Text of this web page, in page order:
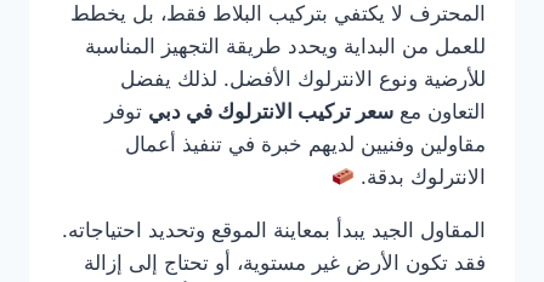
المحترف لا يكتفي بتركيب البلاط فقط، بل يخطط
للعمل من البداية ويحدد طريقة التجهيز المناسبة
للأرضية ونوع الانترلوك الأفضل. لذلك يفضل
التعاون مع سعر تركيب الانترلوك في دبي توفر
مقاولين وفنيين لديهم خبرة في تنفيذ أعمال
الانترلوك بدقة.
المقاول الجيد يبدأ بمعاينة الموقع وتحديد احتياجاته.
فقد تكون الأرض غير مستوية، أو تحتاج إلى إزالة